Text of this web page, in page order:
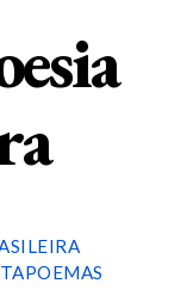
POEMAS